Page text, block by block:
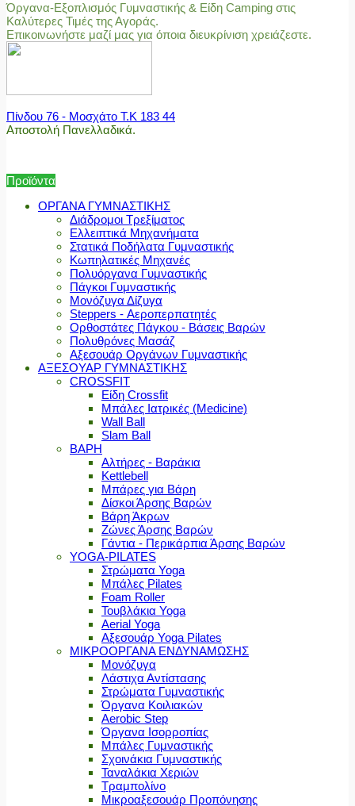
Όργανα-Εξοπλισμός Γυμναστικής & Είδη Camping στις
Καλύτερες Τιμές της Αγοράς.
Επικοινωνήστε μαζί μας για όποια διευκρίνιση χρειάζεστε.
Πίνδου 76 - Μοσχάτο Τ.Κ 183 44
Αποστολή Πανελλαδικά.
Προϊόντα
ΟΡΓΑΝΑ ΓΥΜΝΑΣΤΙΚΗΣ
Διάδρομοι Τρεξίματος
Ελλειπτικά Μηχανήματα
Στατικά Ποδήλατα Γυμναστικής
Κωπηλατικές Μηχανές
Πολυόργανα Γυμναστικής
Πάγκοι Γυμναστικής
Μονόζυγα Δίζυγα
Steppers - Αεροπερπατητές
Ορθοστάτες Πάγκου - Βάσεις Βαρών
Πολυθρόνες Μασάζ
Αξεσουάρ Οργάνων Γυμναστικής
ΑΞΕΣΟΥΑΡ ΓΥΜΝΑΣΤΙΚΗΣ
CROSSFIT
Είδη Crossfit
Μπάλες Ιατρικές (Medicine)
Wall Ball
Slam Ball
ΒΑΡΗ
Αλτήρες - Βαράκια
Kettlebell
Μπάρες για Βάρη
Δίσκοι Άρσης Βαρών
Βάρη Άκρων
Ζώνες Άρσης Βαρών
Γάντια - Περικάρπια Άρσης Βαρών
YOGA-PILATES
Στρώματα Yoga
Μπάλες Pilates
Foam Roller
Τουβλάκια Yoga
Aerial Yoga
Αξεσουάρ Yoga Pilates
ΜΙΚΡΟΟΡΓΑΝΑ ΕΝΔΥΝΑΜΩΣΗΣ
Μονόζυγα
Λάστιχα Αντίστασης
Στρώματα Γυμναστικής
Όργανα Κοιλιακών
Aerobic Step
Όργανα Ισορροπίας
Μπάλες Γυμναστικής
Σχοινάκια Γυμναστικής
Ταναλάκια Χεριών
Τραμπολίνο
Μικροαξεσουάρ Προπόνησης